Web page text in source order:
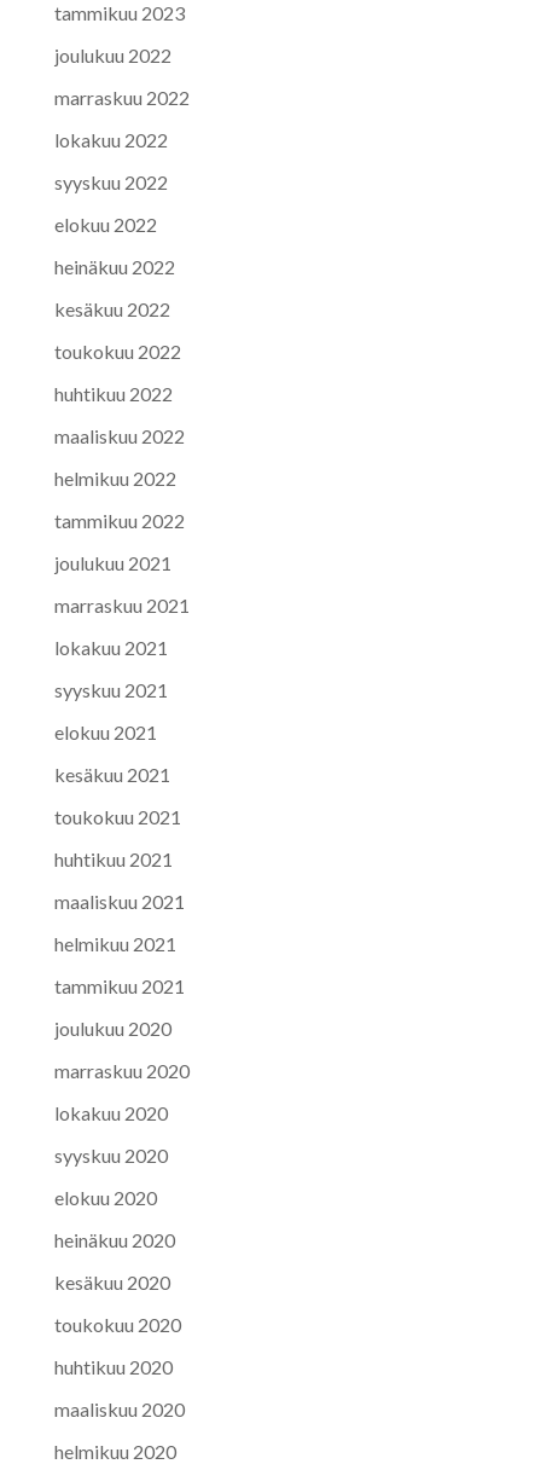
tammikuu 2023
joulukuu 2022
marraskuu 2022
lokakuu 2022
syyskuu 2022
elokuu 2022
heinäkuu 2022
kesäkuu 2022
toukokuu 2022
huhtikuu 2022
maaliskuu 2022
helmikuu 2022
tammikuu 2022
joulukuu 2021
marraskuu 2021
lokakuu 2021
syyskuu 2021
elokuu 2021
kesäkuu 2021
toukokuu 2021
huhtikuu 2021
maaliskuu 2021
helmikuu 2021
tammikuu 2021
joulukuu 2020
marraskuu 2020
lokakuu 2020
syyskuu 2020
elokuu 2020
heinäkuu 2020
kesäkuu 2020
toukokuu 2020
huhtikuu 2020
maaliskuu 2020
helmikuu 2020